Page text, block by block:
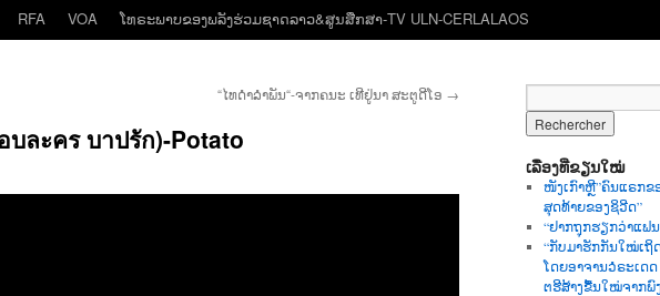
RFA VOA ໂທຣະພາບຂອງພລັງຮ່ວມຊາດລາວ&ສູນສືກສາ-TV ULN-CERLALAOS
“ໄທດຳລຳພັນ“-ຈາກຄນະ ເທີຢູ່ນາ ສະຕູດີໂອ →
บละคร บาปรัก)-Potato
ເລື່ອງທີ່ຂຽນໃໝ່
ໜັງເກົາຫຼີ”ຄົນແຣກຂ
ສຸດທ້າຍຂອງຊິວີດ”
“ຢາກຖຸກຮຽກວ່າແຟນ
“ກັບມາຮັກກັນໃໝ່ເຖິ
ໂດຍອາຈານວໍຣະເດ
ຕຮີສ້າງຂື້ນໃໝ່ຈາກພົ